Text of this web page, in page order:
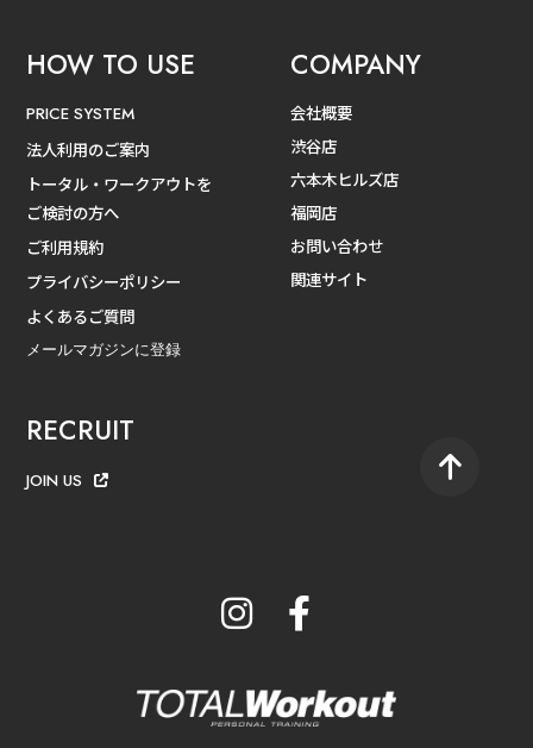
HOW TO USE
PRICE SYSTEM
法人利用のご案内
トータル・ワークアウトを
ご検討の方へ
ご利用規約
プライバシーポリシー
よくあるご質問
メールマガジンに登録
COMPANY
会社概要
渋谷店
六本木ヒルズ店
福岡店
お問い合わせ
関連サイト
RECRUIT
JOIN US